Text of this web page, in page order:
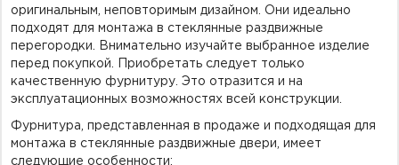
оригинальным, неповторимым дизайном. Они идеально
подходят для монтажа в стеклянные раздвижные
перегородки. Внимательно изучайте выбранное изделие
перед покупкой. Приобретать следует только
качественную фурнитуру. Это отразится и на
эксплуатационных возможностях всей конструкции.
Фурнитура, представленная в продаже и подходящая для
монтажа в стеклянные раздвижные двери, имеет
следующие особенности: